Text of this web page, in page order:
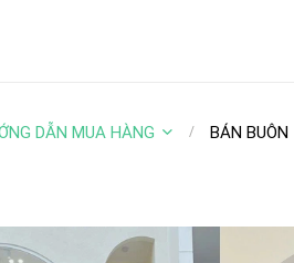
DẪN MUA HÀNG BÁN BUÔN